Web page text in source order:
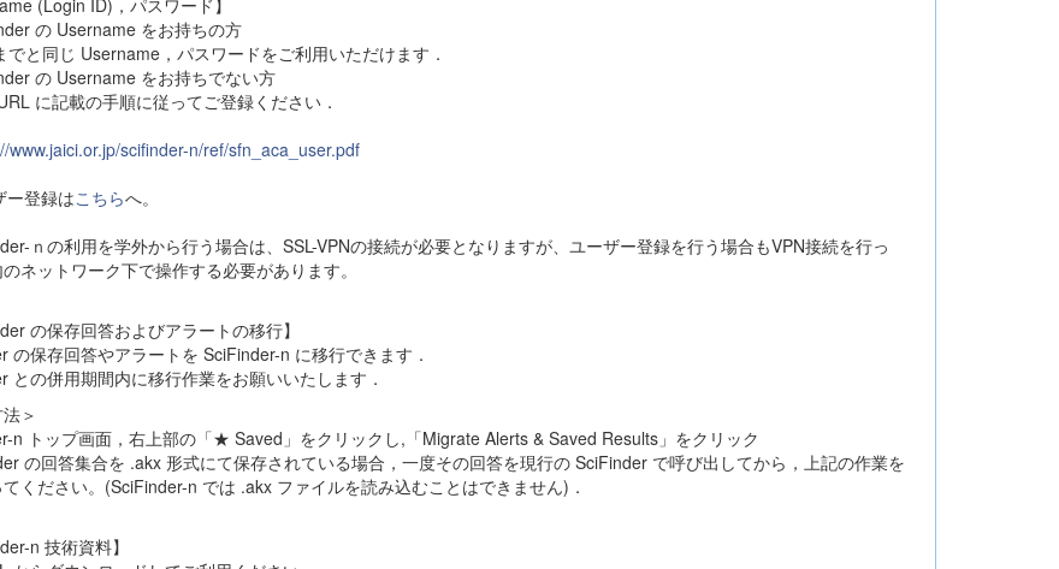
(Login ID)，パスワード】
の Username をお持ちの方
と同じ Username，パスワードをご利用いただけます．
の Username をお持ちでない方
に記載の手順に従ってご登録ください．
www.jaici.or.jp/scifinder-n/ref/sfn_aca_user.pdf
ー登録はこちらへ。
ｎの利用を学外から行う場合は、SSL-VPNの接続が必要となりますが、ユーザー登録を行う場合もVPN接続を行っ
ネットワーク下で操作する必要があります。
の保存回答およびアラートの移行】
の保存回答やアラートを SciFinder-n に移行できます．
との併用期間内に移行作業をお願いいたします．
＞
n トップ画面，右上部の「★ Saved」をクリックし,「Migrate Alerts & Saved Results」をクリック
の回答集合を .akx 形式にて保存されている場合，一度その回答を現行の SciFinder で呼び出してから，上記の作業を
ください。(SciFinder-n では .akx ファイルを読み込むことはできません)．
n 技術資料】